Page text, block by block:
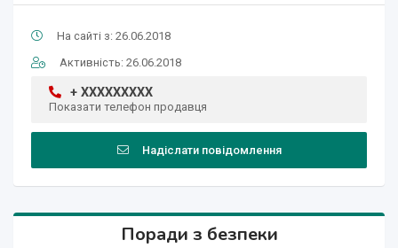
На сайті з: 26.06.2018
Активність: 26.06.2018
+ XXXXXXXXX
Показати телефон продавця
Надіслати повідомлення
Поради з безпеки